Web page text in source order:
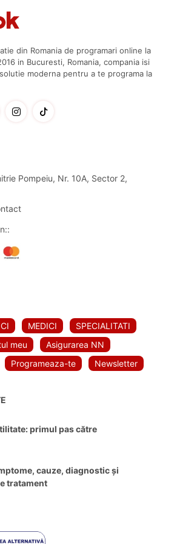
din Romania de programari online la
in Bucuresti, Romania, compania isi
moderna pentru a te programa la
Pompeiu, Nr. 10A, Sector 2,
MEDICI
SPECIALITATI
meu
Asigurarea NN
Programeaza-te Newsletter
primul pas către
cauze, diagnostic și
tratament